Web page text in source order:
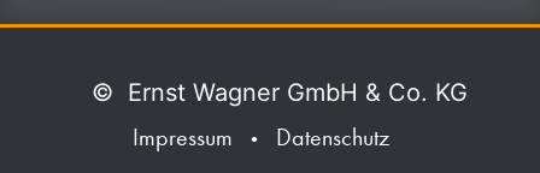
© Ernst Wagner GmbH & Co. KG
Impressum
• Datenschutz